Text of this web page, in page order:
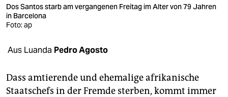
veranstaltungen
shop
fragen & hilfe
abo
Dos Santos starb am vergangenen Freitag im Alter von 79 Jahren
in Barcelona
Foto: ap
Aus Luanda Pedro Agosto
Dass amtierende und ehemalige afrikanische
Staatschefs in der Fremde sterben, kommt immer